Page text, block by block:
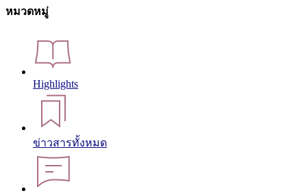
หมวดหมู่
Highlights
ข่าวสารทั้งหมด